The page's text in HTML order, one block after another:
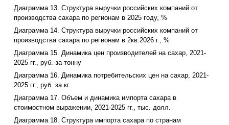
Диаграмма 13. Структура выручки российских компаний от
производства сахара по регионам в 2025 году, %
Диаграмма 14. Структура выручки российских компаний от
производства сахара по регионам в 2кв.2026 г., %
Диаграмма 15. Динамика цен производителей на сахар, 2021-
2025 гг., руб. за тонну
Диаграмма 16. Динамика потребительских цен на сахар, 2021-
2025 гг., руб. за кг
Диаграмма 17. Объем и динамика импорта сахара в
стоимостном выражении, 2021-2025 гг., тыс. долл.
Диаграмма 18. Структура импорта сахара по странам